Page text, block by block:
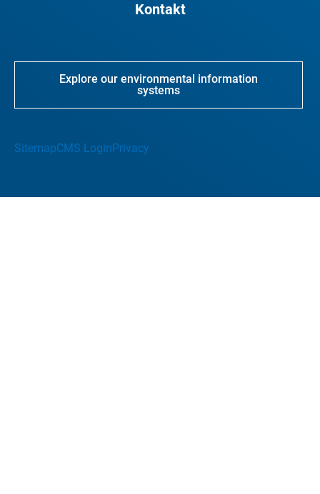
Kontakt
Explore our environmental information
systems
SitemapCMS LoginPrivacy